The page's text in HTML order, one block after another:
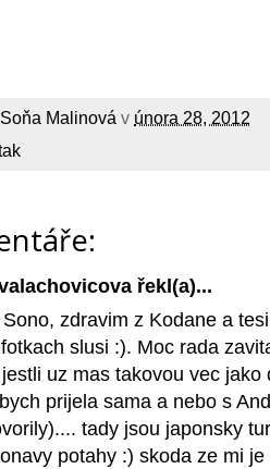
Soňa Malinová v února 28, 2012
řekl(a)...
zdravim z Kodane a
slusi :). Moc rada
uz mas takovou vec
prijela sama a nebo s
tady jsou japonsky
potahy :) skoda ze mi